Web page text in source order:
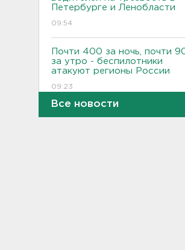
Петербурге и Ленобласти
09:54
Почти 400 за ночь, почти
за утро - беспилотники
атакуют регионы России
09:23
Все новости